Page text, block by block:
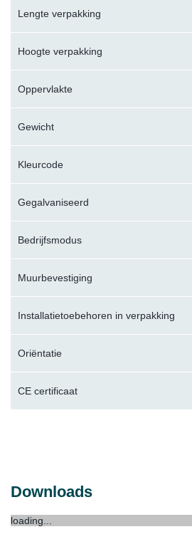
Lengte verpakking
Hoogte verpakking
Oppervlakte
Gewicht
Kleurcode
Gegalvaniseerd
Bedrijfsmodus
Muurbevestiging
Installatietoebehoren in verpakking
Oriëntatie
CE certificaat
Downloads
loading...